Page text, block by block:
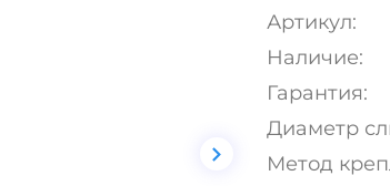
Артикул:
Наличие:
Гарантия:
Диаметр
Метод